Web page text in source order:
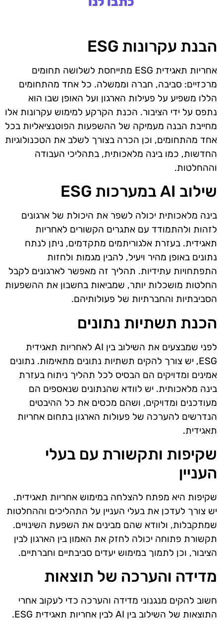
הבנת עקרונות ESG
אחריות תאגידית ESG מתייחסת לשלושה תחומים
מרכזיים: סביבה, חברה וממשלה. כל אחד מהתחומים
הללו משפיע על פעילות הארגון ועל האופן שבו הוא
נתפס על ידי הציבור. הכנת הקרקע למימוש עקרונות אלו
מחייבת הבנה מעמיקה של ההשפעות הפוטנציאליות בכל
אחד מהתחומים, וכן הכרה בצורך לשלב את הטכנולוגיות
החדשות, כמו בינה מלאכותית, בתהליכי העבודה
וההחלטות.
שילוב AI במערכות ESG
בינה מלאכותית יכולה לשפר את היכולת של ארגונים
לזהות ולהתמודד עם אתגרים הקשורים לאחריות
תאגידית. בעזרת אלגוריתמים מתקדמים, ניתן לנתח
נתונים באופן מהיר ויעיל, להבין מגמות ולחזות
התפתחויות עתידיות. תהליך זה מאפשר לארגונים לקבל
החלטות מושכלות יותר, שמביאות בחשבון את ההשפעות
הסביבתיות והחברתיות של פעולותיהם.
הכנת תשתיות נתונים
לפני שמבצעים את השילוב בין AI לאחריות תאגידית
ESG, יש צורך להקים תשתיות נתונים מתאימות. נתונים
אמינים ומדויקים הם הבסיס לכל תהליך ניתוח בעזרת
בינה מלאכותית. יש לוודא שהנתונים שנאספים הם
מעודכנים ומדויקים, ושהם מכסים את כל ההיבטים
הנדרשים להערכה של פעולות הארגון בתחום אחריות
תאגידית.
שקיפות ותקשורת עם בעלי
העניין
שקיפות היא מפתח להצלחה במימוש אחריות תאגידית.
יש צורך לעדכן את בעלי העניין על התהליכים וההחלטות
שמתקבלות, ולוודא שהם מבינים את השפעת השינויים.
תקשורת פתוחה יכולה לחזק את האמון בין הארגון לבין
הציבור, וכן לתמוך במימוש יעדים סביבתיים וחברתיים.
מדידה והערכה של תוצאות
חשוב להקים מנגנוני מדידה והערכה כדי לעקוב אחרי
התוצאות של השילוב בין AI לבין אחריות תאגידית ESG.